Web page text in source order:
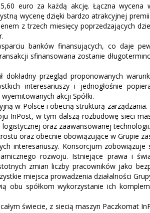
euro za każdą akcję. Łączna wycena
wycenę dzięki bardzo atrakcyjnej
z trzech miesięcy poprzedzających
banków finansujących, co daje
sfinansowana zostanie
przegląd proponowanych
interesariuszy i jednogłośnie
akcji Spółki.
w Polsce i obecną strukturą
InPost, w tym dalszą rozbudowę sieci
oraz zaawansowanej technologii.
oraz obecnie obowiązujące w Grupie
interesariuszy. Konsorcjum
rozwoju. Istniejące prawa i
zmian liczby pracowników jako
miejsca prowadzenia działalności
obu spółkom wykorzystanie ich
świecie, z siecią maszyn Paczkomat